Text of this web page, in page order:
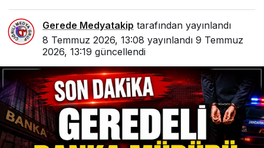
Gerede Medyatakip tarafından yayınlandı
8 Temmuz 2026, 13:08 yayınlandı 9 Temmuz
2026, 13:19 güncellendi